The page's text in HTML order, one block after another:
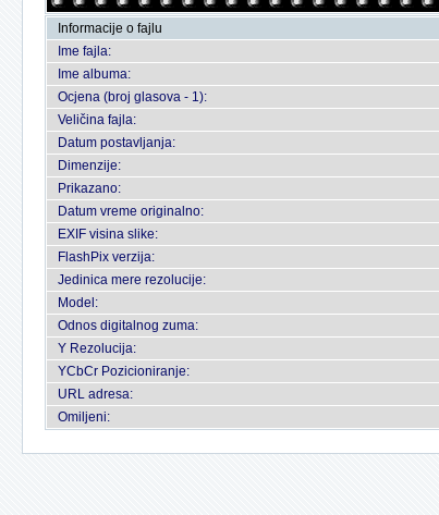
Informacije o fajlu
Ime fajla:
Ime albuma:
Ocjena (broj glasova - 1):
Veličina fajla:
Datum postavljanja:
Dimenzije:
Prikazano:
Datum vreme originalno:
EXIF visina slike:
FlashPix verzija:
Jedinica mere rezolucije:
Model:
Odnos digitalnog zuma:
Y Rezolucija:
YCbCr Pozicioniranje:
URL adresa:
Omiljeni: